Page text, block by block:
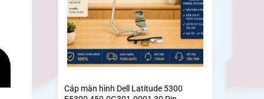
Cáp màn hình Dell Latitude 5300